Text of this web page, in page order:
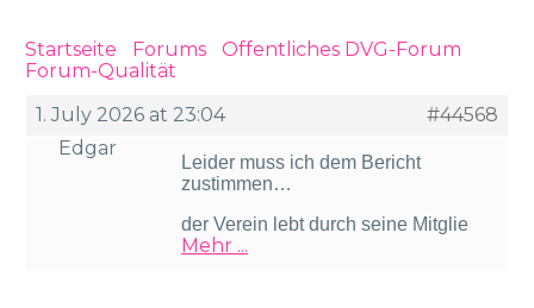
Startseite Forums Öffentliches DVG-Forum
Forum-Qualität
1. July 2026 at 23:04
#44568
Edgar
Leider muss ich dem Bericht
zustimmen…
der Verein lebt durch seine Mitglie
Mehr ...